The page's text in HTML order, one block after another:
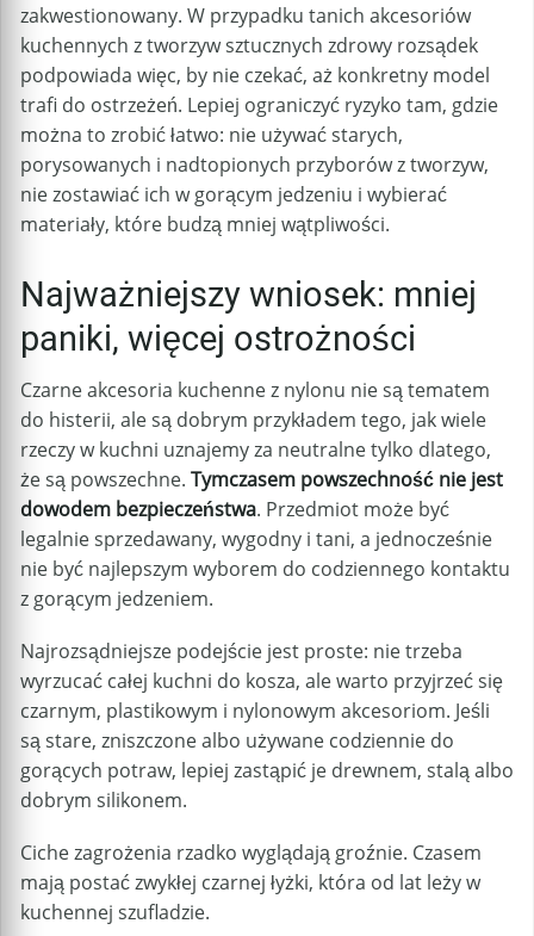
zakwestionowany. W przypadku tanich akcesoriów
kuchennych z tworzyw sztucznych zdrowy rozsądek
podpowiada więc, by nie czekać, aż konkretny model
trafi do ostrzeżeń. Lepiej ograniczyć ryzyko tam, gdzie
można to zrobić łatwo: nie używać starych,
porysowanych i nadtopionych przyborów z tworzyw,
nie zostawiać ich w gorącym jedzeniu i wybierać
materiały, które budzą mniej wątpliwości.
Najważniejszy wniosek: mniej
paniki, więcej ostrożności
Czarne akcesoria kuchenne z nylonu nie są tematem
do histerii, ale są dobrym przykładem tego, jak wiele
rzeczy w kuchni uznajemy za neutralne tylko dlatego,
że są powszechne. Tymczasem powszechność nie jest
dowodem bezpieczeństwa. Przedmiot może być
legalnie sprzedawany, wygodny i tani, a jednocześnie
nie być najlepszym wyborem do codziennego kontaktu
z gorącym jedzeniem.
Najrozsądniejsze podejście jest proste: nie trzeba
wyrzucać całej kuchni do kosza, ale warto przyjrzeć się
czarnym, plastikowym i nylonowym akcesoriom. Jeśli
są stare, zniszczone albo używane codziennie do
gorących potraw, lepiej zastąpić je drewnem, stalą albo
dobrym silikonem.
Ciche zagrożenia rzadko wyglądają groźnie. Czasem
mają postać zwykłej czarnej łyżki, która od lat leży w
kuchennej szufladzie.